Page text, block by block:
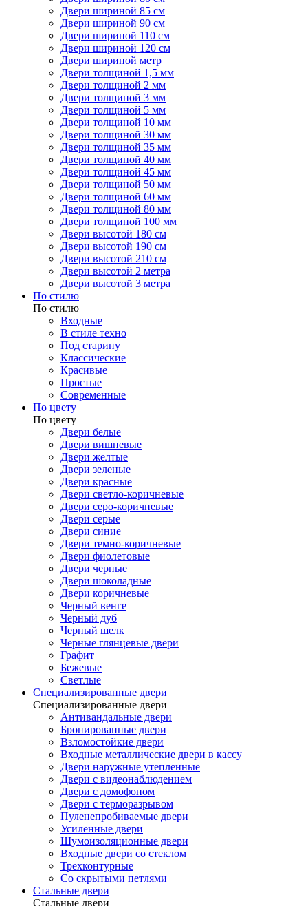
Двери шириной 85 см
Двери шириной 90 см
Двери шириной 110 см
Двери шириной 120 см
Двери шириной метр
Двери толщиной 1,5 мм
Двери толщиной 2 мм
Двери толщиной 3 мм
Двери толщиной 5 мм
Двери толщиной 10 мм
Двери толщиной 30 мм
Двери толщиной 35 мм
Двери толщиной 40 мм
Двери толщиной 45 мм
Двери толщиной 50 мм
Двери толщиной 60 мм
Двери толщиной 80 мм
Двери толщиной 100 мм
Двери высотой 180 см
Двери высотой 190 см
Двери высотой 210 см
Двери высотой 2 метра
Двери высотой 3 метра
По стилю
По стилю
Входные
В стиле техно
Под старину
Классические
Красивые
Простые
Современные
По цвету
По цвету
Двери белые
Двери вишневые
Двери желтые
Двери зеленые
Двери красные
Двери светло-коричневые
Двери серо-коричневые
Двери серые
Двери синие
Двери темно-коричневые
Двери фиолетовые
Двери черные
Двери шоколадные
Двери коричневые
Черный венге
Черный дуб
Черный шелк
Черные глянцевые двери
Графит
Бежевые
Светлые
Специализированные двери
Специализированные двери
Антивандальные двери
Бронированные двери
Взломостойкие двери
Входные металлические двери в кассу
Двери наружные утепленные
Двери с видеонаблюдением
Двери с домофоном
Двери с терморазрывом
Пуленепробиваемые двери
Усиленные двери
Шумоизоляционные двери
Входные двери со стеклом
Трехконтурные
Со скрытыми петлями
Стальные двери
Стальные двери